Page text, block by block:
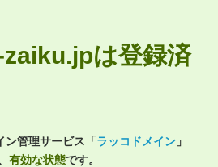
は登録済
ン管理サービス「ラッコドメイン 」
有効な状態です。